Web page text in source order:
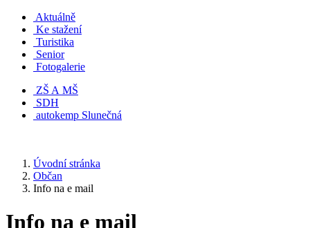
Aktuálně
Ke stažení
Turistika
Senior
Fotogalerie
ZŠ A MŠ
SDH
autokemp Slunečná
Úvodní stránka
Občan
Info na e mail
Info na e mail